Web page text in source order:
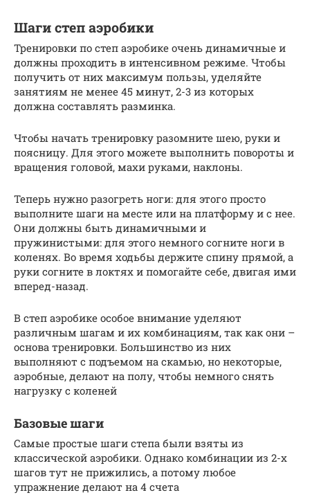
Шаги степ аэробики
Тренировки по степ аэробике очень динамичные и
должны проходить в интенсивном режиме. Чтобы
получить от них максимум пользы, уделяйте
занятиям не менее 45 минут, 2-3 из которых
должна составлять разминка.
Чтобы начать тренировку разомните шею, руки и
поясницу. Для этого можете выполнить повороты и
вращения головой, махи руками, наклоны.
Теперь нужно разогреть ноги: для этого просто
выполните шаги на месте или на платформу и с нее.
Они должны быть динамичными и
пружинистыми: для этого немного согните ноги в
коленях. Во время ходьбы держите спину прямой, а
руки согните в локтях и помогайте себе, двигая ими
вперед-назад.
В степ аэробике особое внимание уделяют
различным шагам и их комбинациям, так как они –
основа тренировки. Большинство из них
выполняют с подъемом на скамью, но некоторые,
аэробные, делают на полу, чтобы немного снять
нагрузку с коленей
Базовые шаги
Самые простые шаги степа были взяты из
классической аэробики. Однако комбинации из 2-х
шагов тут не прижились, а потому любое
упражнение делают на 4 счета